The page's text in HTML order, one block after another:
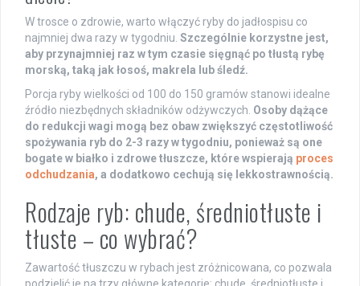
W trosce o zdrowie, warto włączyć ryby do jadłospisu co
najmniej dwa razy w tygodniu. Szczególnie korzystne jest,
aby przynajmniej raz w tym czasie sięgnąć po tłustą rybę
morską, taką jak łosoś, makrela lub śledź.
Porcja ryby wielkości od 100 do 150 gramów stanowi idealne
źródło niezbędnych składników odżywczych. Osoby dążące
do redukcji wagi mogą bez obaw zwiększyć częstotliwość
spożywania ryb do 2-3 razy w tygodniu, ponieważ są one
bogate w białko i zdrowe tłuszcze, które wspierają proces
odchudzania, a dodatkowo cechują się lekkostrawnością.
Rodzaje ryb: chude, średniotłuste i
tłuste – co wybrać?
Zawartość tłuszczu w rybach jest zróżnicowana, co pozwala